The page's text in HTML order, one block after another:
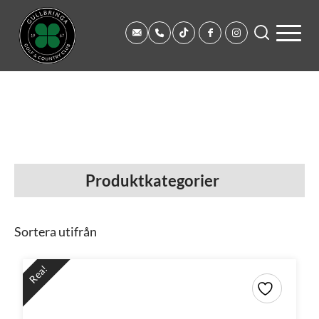
Produktkategorier
Sortera utifrån
Rea!